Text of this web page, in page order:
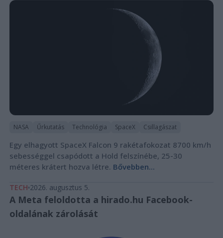
NASA Űrkutatás Technológia SpaceX Csillagászat
Egy elhagyott SpaceX Falcon 9 rakétafokozat 8700 km/h
sebességgel csapódott a Hold felszínébe, 25-30
méteres krátert hozva létre. Bővebben...
TECH 2026. augusztus 5.
A Meta feloldotta a hirado.hu Facebook-
oldalának zárolását